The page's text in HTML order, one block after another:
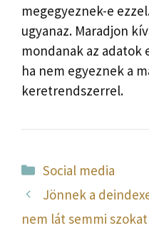
megegyeznek-e
ugyanaz. Maradjon
mondanak az adatok
ha nem egyeznek a
keretrendszerrel.
Kategória
Social media
Jönnek a
nem lát semmi